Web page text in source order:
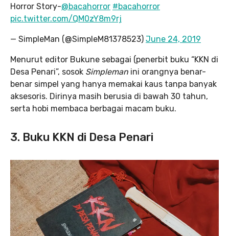
Horror Story-@bacahorror #bacahorror
pic.twitter.com/QM0zY8m9rj
— SimpleMan (@SimpleM81378523) June 24, 2019
Menurut editor Bukune sebagai (penerbit buku “KKN di
Desa Penari”, sosok Simpleman ini orangnya benar-
benar simpel yang hanya memakai kaus tanpa banyak
aksesoris. Dirinya masih berusia di bawah 30 tahun,
serta hobi membaca berbagai macam buku.
3. Buku KKN di Desa Penari